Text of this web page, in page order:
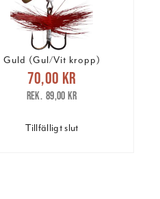
Guld (Gul/Vit kropp)
Nuvarande pris:
70,00 krTidigare pris
89,00 kr
70,00 kr
89,00 kr
Tillfälligt slut